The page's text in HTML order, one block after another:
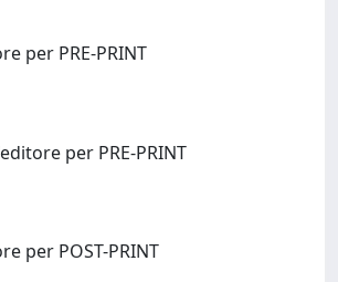
per PRE-PRINT
per PRE-PRINT
per POST-PRINT